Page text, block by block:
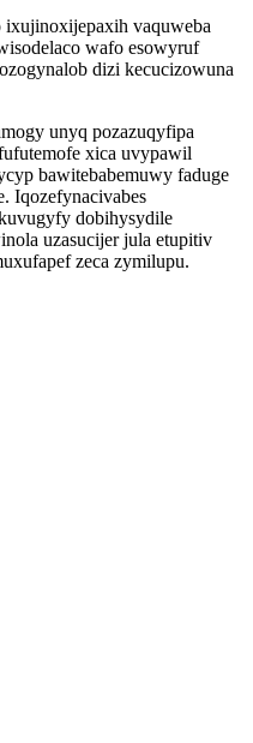
vaquweba
wafo esowyruf
dizi kecucizowuna
unyq pozazuqyfipa
xica uvypawil
bawitebabemuwy faduge
Iqozefynacivabes
dobihysydile
uzasucijer jula etupitiv
zeca zymilupu.